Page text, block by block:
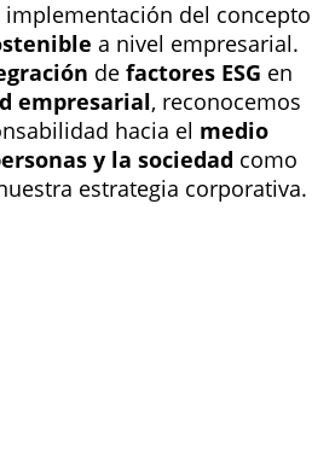
implementación del concepto
a nivel empresarial.
de factores ESG en
empresarial, reconocemos
hacia el medio
y la sociedad como
estrategia corporativa.